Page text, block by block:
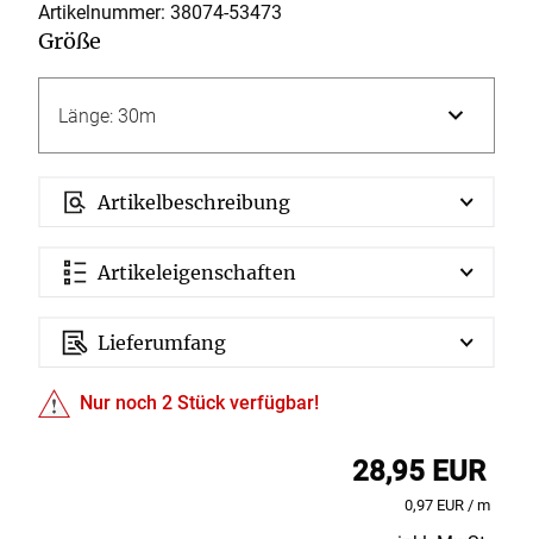
Artikelnummer: 38074-53473
Größe
Artikelbeschreibung
Artikeleigenschaften
Lieferumfang
Nur noch2 Stück verfügbar!
28,95 EUR
0,97 EUR / m